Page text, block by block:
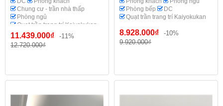
Chung cư - trần nhà thấp
Phòng ngủ
Quạt trần trang trí Kaiyokukan
11.439.000₫
-11%
12.720.000₫
Phòng bếp
DC
Quạt trần trang trí Kaiyokukan
8.928.000₫
-10%
9.920.000₫